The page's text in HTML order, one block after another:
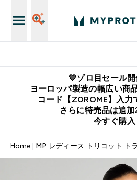
💙ゾロ目セール
ヨーロッパ製造の幅広い商
コード【ZOROME】入力
さらに特売品は追
今すぐ購入
Home MP レディース トリコット ト